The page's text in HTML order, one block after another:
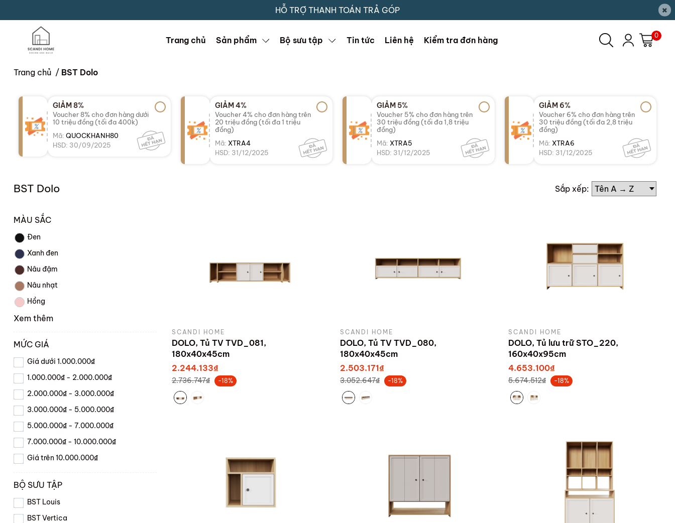
HỖ TRỢ THANH TOÁN TRẢ GÓP ×
Trang chủ Sản phẩm Bộ sưu tập Tin tức Liên hệ Kiểm tra đơn hàng 0
Trang chủ / BST Dolo
GIẢM 8%
Voucher 8% cho đơn hàng dưới
10 triệu đồng (tối đa 400k)
Mã: QUOCKHANH80
HSD: 30/09/2025
GIẢM 4%
Voucher 4% cho đơn hàng trên
20 triệu đồng (tối đa 1 triệu
đồng)
Mã: XTRA4
HSD: 31/12/2025
GIẢM 5%
Voucher 5% cho đơn hàng trên
30 triệu đồng (tối đa 1,8 triệu
đồng)
Mã: XTRA5
HSD: 31/12/2025
GIẢM 6%
Voucher 6% cho đơn hàng trên
30 triệu đồng (tối đa 2,8 triệu
đồng)
Mã: XTRA6
HSD: 31/12/2025
BST Dolo Sắp xếp:
MÀU SẮC
Đen
Xanh đen
Nâu đậm
Nâu nhạt
Hồng
Xem thêm
MỨC GIÁ
Giá dưới 1.000.000₫
1.000.000₫ - 2.000.000₫
2.000.000₫ - 3.000.000₫
3.000.000₫ - 5.000.000₫
5.000.000₫ - 7.000.000₫
7.000.000₫ - 10.000.000₫
Giá trên 10.000.000₫
BỘ SƯU TẬP
BST Louis
BST Vertica
SCANDI HOME
DOLO, Tủ TV TVD_081,
180x40x45cm
2.244.133₫
2.736.747₫ -18%
SCANDI HOME
DOLO, Tủ TV TVD_080,
180x40x45cm
2.503.171₫
3.052.647₫ -18%
SCANDI HOME
DOLO, Tủ lưu trữ STO_220,
160x40x95cm
4.653.100₫
5.674.512₫ -18%